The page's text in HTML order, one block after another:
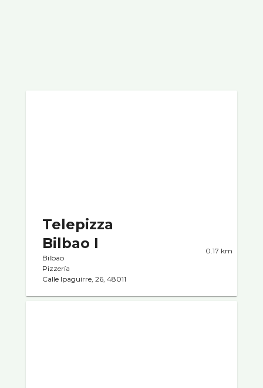
Telepizza
Bilbao I
Bilbao
Pizzerí­a
Calle Ipaguirre, 26, 48011
0.17 km